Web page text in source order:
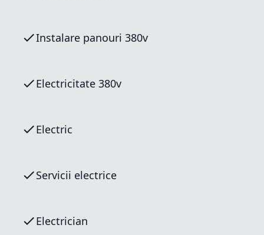
Instalare panouri 380v
Electricitate 380v
Electric
Servicii electrice
Electrician